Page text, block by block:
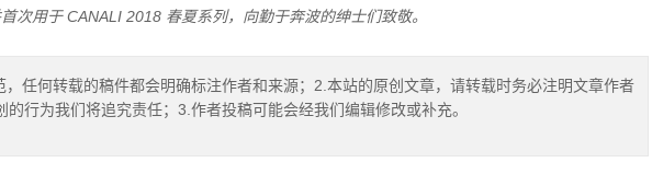
次用于CANALI 2018 春夏系列，向勤于奔波的绅士们致敬。
，任何转载的稿件都会明确标注作者和来源；2.本站的原创文章，请转载时务必注明文章作者
的行为我们将追究责任；3.作者投稿可能会经我们编辑修改或补充。